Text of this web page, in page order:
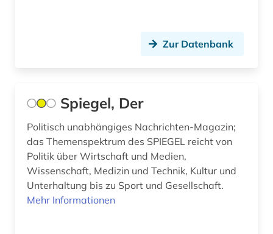
geschichte 1918-1933 (1)
geschichte 1974 (1)
geschichte 1974-1990 (1)
geschichte 1992- (1)
gesellschaft (2)
gießen (1)
Zur Datenbank
Spiegel, Der
Politisch unabhängiges Nachrichten-Magazin;
das Themenspektrum des SPIEGEL reicht von
Politik über Wirtschaft und Medien,
Wissenschaft, Medizin und Technik, Kultur und
Unterhaltung bis zu Sport und Gesellschaft.
Mehr Informationen